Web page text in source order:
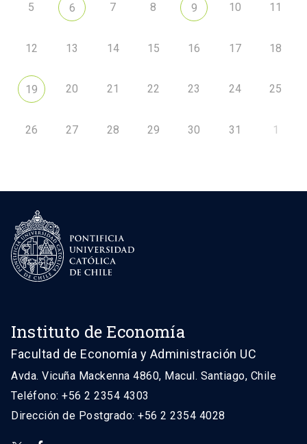
5 6 7 8 9 10 11
12 13 14 15 16 17 18
19 20 21 22 23 24 25
26 27 28 29 30 31 1
Instituto de Economía
Facultad de Economía y Administración UC
Avda. Vicuña Mackenna 4860, Macul. Santiago, Chile
Teléfono: +56 2 2354 4303
Dirección de Postgrado: +56 2 2354 4028